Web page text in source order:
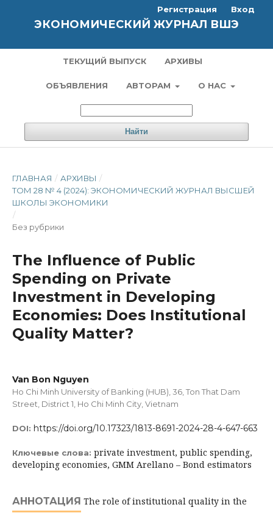
ЭКОНОМИЧЕСКИЙ ЖУРНАЛ ВШЭ
ТЕКУЩИЙ ВЫПУСК АРХИВЫ
ОБЪЯВЛЕНИЯ АВТОРАМ О НАС
Найти
Регистрация Вход
ГЛАВНАЯ / АРХИВЫ /
ТОМ 28 № 4 (2024): ЭКОНОМИЧЕСКИЙ ЖУРНАЛ ВЫСШЕЙ
ШКОЛЫ ЭКОНОМИКИ
/
Без рубрики
The Influence of Public
Spending on Private
Investment in Developing
Economies: Does Institutional
Quality Matter?
Van Bon Nguyen
Ho Chi Minh University of Banking (HUB), 36, Ton That Dam
Street, District 1, Ho Chi Minh City, Vietnam
DOI: https://doi.org/10.17323/1813-8691-2024-28-4-647-663
Ключевые слова: private investment, public spending,
developing economies, GMM Arellano – Bond estimators
АННОТАЦИЯ The role of institutional quality in the